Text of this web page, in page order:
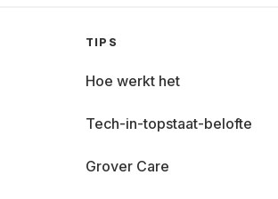
TIPS
Hoe werkt het
Tech-in-topstaat-belofte
Grover Care